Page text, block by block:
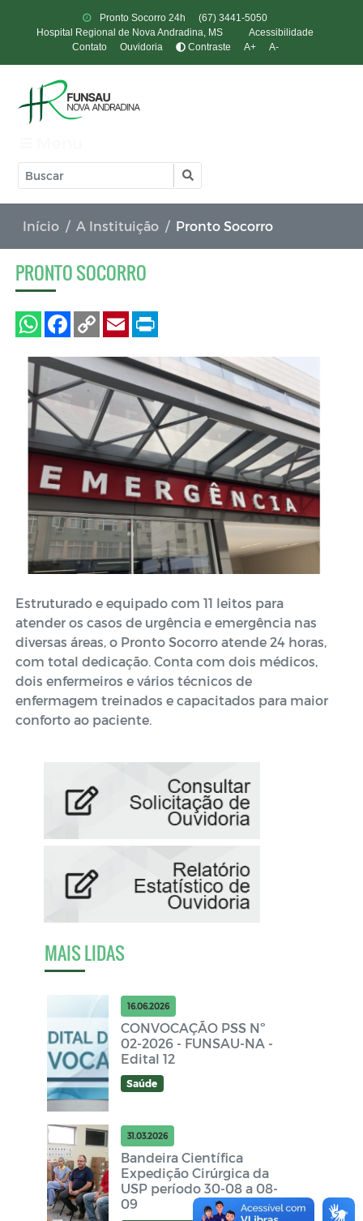
Pronto Socorro 24h
(67) 3441-5050
Hospital Regional de Nova Andradina, MS
Acessibilidade
Contato
Ouvidoria Contraste A+ A-
Início A Instituição Pronto Socorro
PRONTO SOCORRO
Estruturado e equipado com 11 leitos para
atender os casos de urgência e emergência nas
diversas áreas, o Pronto Socorro atende 24 horas,
com total dedicação. Conta com dois médicos,
dois enfermeiros e vários técnicos de
enfermagem treinados e capacitados para maior
conforto ao paciente.
MAIS LIDAS
16.06.2026
CONVOCAÇÃO PSS Nº
02-2026 - FUNSAU-NA -
Edital 12
Saúde
31.03.2026
Bandeira Científica
Expedição Cirúrgica da
USP período 30-08 a 08-
09